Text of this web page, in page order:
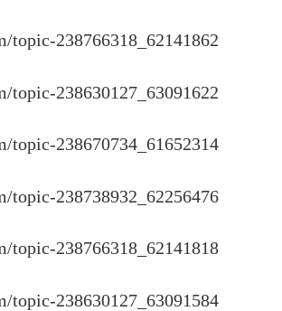
topic-238766318_62141862
topic-238630127_63091622
topic-238670734_61652314
topic-238738932_62256476
topic-238766318_62141818
topic-238630127_63091584